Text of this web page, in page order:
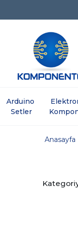
Arduino
Setler
Anasayfa